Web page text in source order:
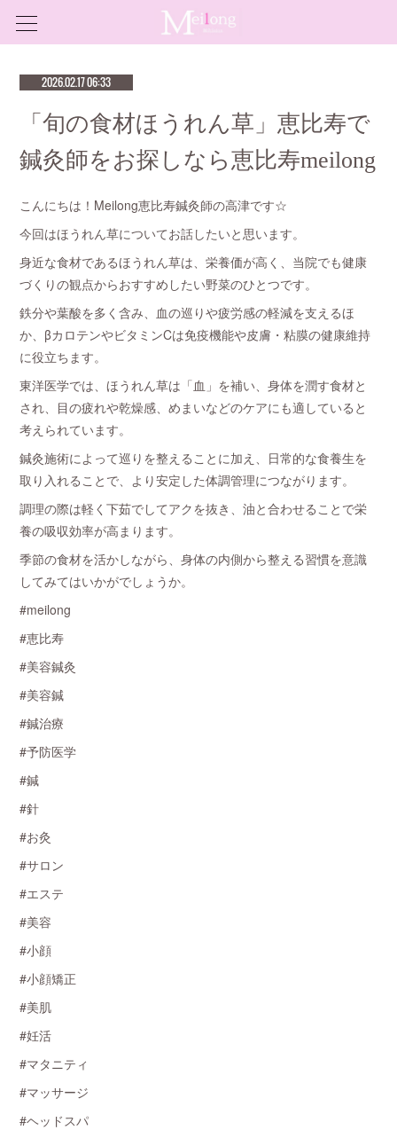
2026.02.17 06:33
「旬の食材ほうれん草」恵比寿で
鍼灸師をお探しなら恵比寿meilong
こんにちは！Meilong恵比寿鍼灸師の高津です☆
今回はほうれん草についてお話したいと思います。
身近な食材であるほうれん草は、栄養価が高く、当院でも健康
づくりの観点からおすすめしたい野菜のひとつです。
鉄分や葉酸を多く含み、血の巡りや疲労感の軽減を支えるほ
か、βカロテンやビタミンCは免疫機能や皮膚・粘膜の健康維持
に役立ちます。
東洋医学では、ほうれん草は「血」を補い、身体を潤す食材と
され、目の疲れや乾燥感、めまいなどのケアにも適していると
考えられています。
鍼灸施術によって巡りを整えることに加え、日常的な食養生を
取り入れることで、より安定した体調管理につながります。
調理の際は軽く下茹でしてアクを抜き、油と合わせることで栄
養の吸収効率が高まります。
季節の食材を活かしながら、身体の内側から整える習慣を意識
してみてはいかがでしょうか。
#meilong
#恵比寿
#美容鍼灸
#美容鍼
#鍼治療
#予防医学
#鍼
#針
#お灸
#サロン
#エステ
#美容
#小顔
#小顔矯正
#美肌
#妊活
#マタニティ
#マッサージ
#ヘッドスパ